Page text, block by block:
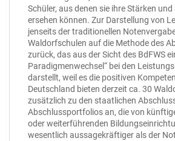
Schüler, aus denen sie ihre Stärken
ersehen können. Zur Darstellung von
jenseits der traditionellen
Waldorfschulen auf die Methode des
zurück, das aus der Sicht des BdFWS
Paradigmenwechsel“ bei den
darstellt, weil es die positiven
Deutschland bieten derzeit ca. 30
zusätzlich zu den staatlichen
Abschlussportfolios an, die von
oder weiterführenden
wesentlich aussagekräftiger als der